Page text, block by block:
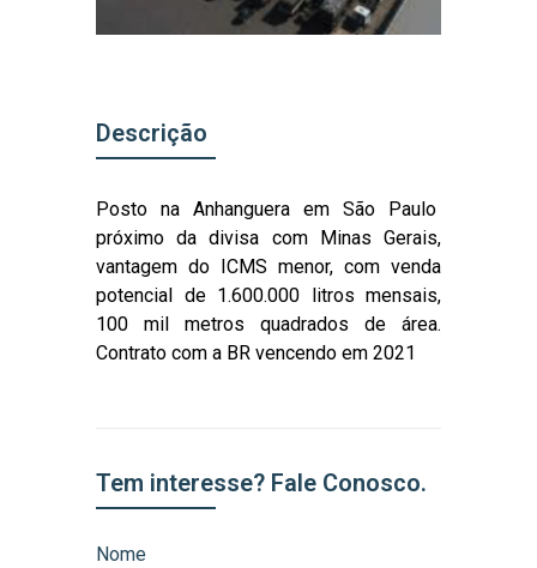
Descrição
Posto na Anhanguera em São Paulo
próximo da divisa com Minas Gerais,
vantagem do ICMS menor, com venda
potencial de 1.600.000 litros mensais,
100 mil metros quadrados de área.
Contrato com a BR vencendo em 2021
Tem interesse? Fale Conosco.
Nome